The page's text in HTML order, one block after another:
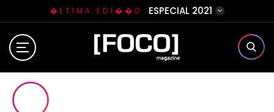
�LTIMA EDI��O ESPECIAL 2021
Home